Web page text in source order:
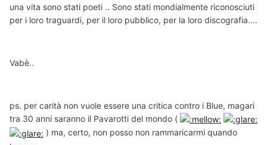
una vita sono stati poeti .. Sono stati mondialmente riconosciuti
per i loro traguardi, per il loro pubblico, per la loro discografia....
Vabè..
ps. per carità non vuole essere una critica contro i Blue, magari
tra 30 anni saranno il Pavarotti del mondo (
) ma, certo, non posso non rammaricarmi quando